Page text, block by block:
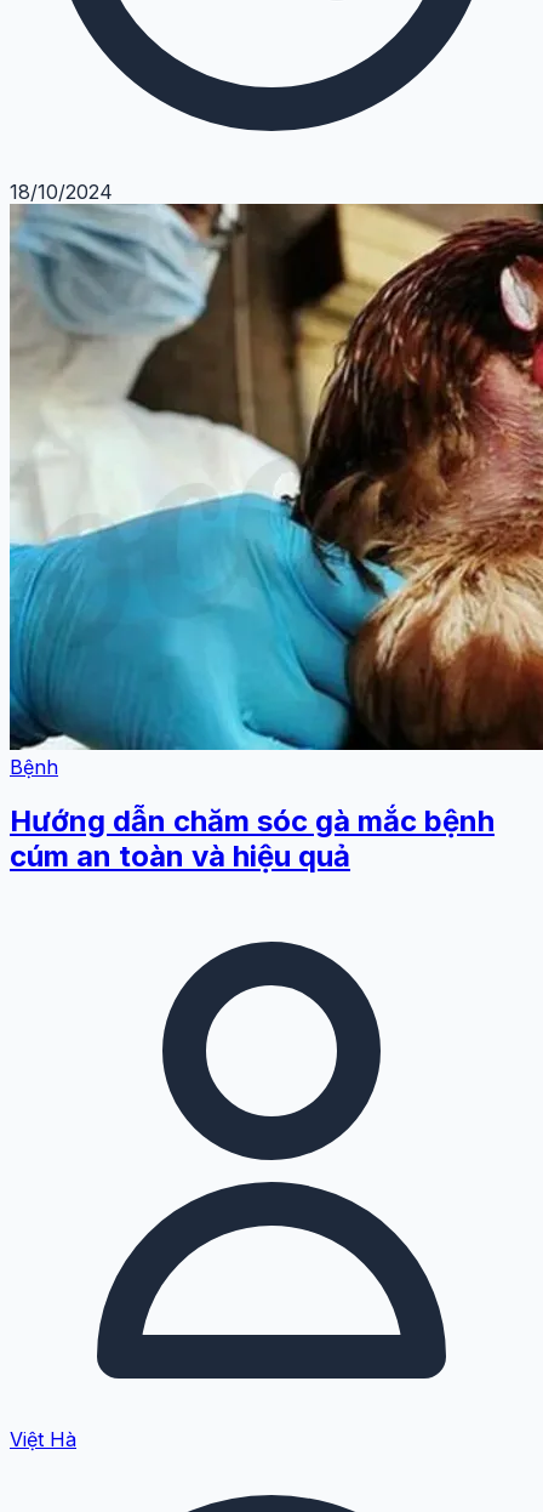
18/10/2024
Bệnh
Hướng dẫn chăm sóc gà mắc bệnh
cúm an toàn và hiệu quả
Việt Hà